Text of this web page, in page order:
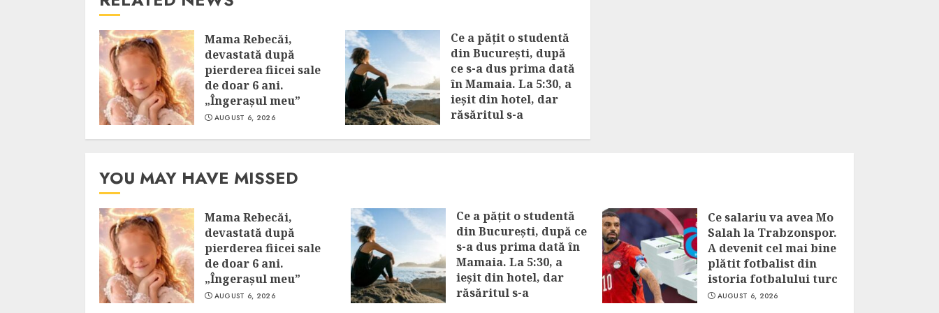
Mama Rebecăi,
devastată după
pierderea fiicei sale
de doar 6 ani.
„Îngerașul meu”
AUGUST 6, 2026
Ce a pățit o studentă
din București, după
ce s-a dus prima dată
în Mamaia. La 5:30, a
ieșit din hotel, dar
răsăritul s-a
YOU MAY HAVE MISSED
Mama Rebecăi,
devastată după
pierderea fiicei sale
de doar 6 ani.
„Îngerașul meu”
AUGUST 6, 2026
Ce a pățit o studentă
din București, după ce
s-a dus prima dată în
Mamaia. La 5:30, a
ieșit din hotel, dar
răsăritul s-a
Ce salariu va avea Mo
Salah la Trabzonspor.
A devenit cel mai bine
plătit fotbalist din
istoria fotbalului turc
AUGUST 6, 2026